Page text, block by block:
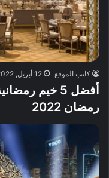
كاتب الموقع 12 أبريل, 2022
أفضل 5 خيم
رمضان 2022